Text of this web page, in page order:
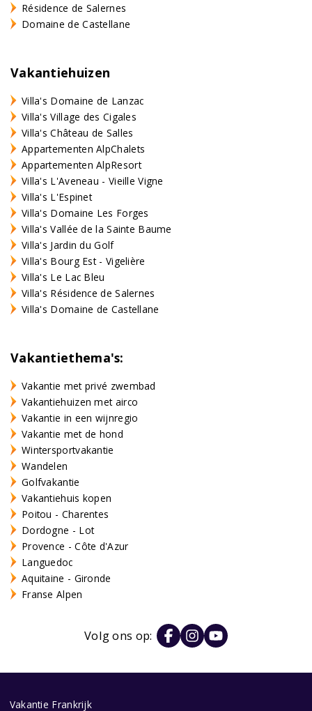
Résidence de Salernes
Domaine de Castellane
Vakantiehuizen
Villa's Domaine de Lanzac
Villa's Village des Cigales
Villa's Château de Salles
Appartementen AlpChalets
Appartementen AlpResort
Villa's L'Aveneau - Vieille Vigne
Villa's L'Espinet
Villa's Domaine Les Forges
Villa's Vallée de la Sainte Baume
Villa's Jardin du Golf
Villa's Bourg Est - Vigelière
Villa's Le Lac Bleu
Villa's Résidence de Salernes
Villa's Domaine de Castellane
Vakantiethema's:
Vakantie met privé zwembad
Vakantiehuizen met airco
Vakantie in een wijnregio
Vakantie met de hond
Wintersportvakantie
Wandelen
Golfvakantie
Vakantiehuis kopen
Poitou - Charentes
Dordogne - Lot
Provence - Côte d'Azur
Languedoc
Aquitaine - Gironde
Franse Alpen
Volg ons op:
Vakantie Frankrijk